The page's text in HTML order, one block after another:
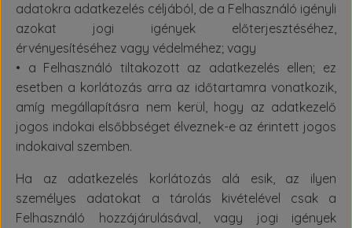
adatokra adatkezelés céljából, de a Felhasználó igényli
azokat jogi igények előterjesztéséhez,
érvényesítéséhez vagy védelméhez; vagy
• a Felhasználó tiltakozott az adatkezelés ellen; ez
esetben a korlátozás arra az időtartamra vonatkozik,
amíg megállapításra nem kerül, hogy az adatkezelő
jogos indokai elsőbbséget élveznek-e az érintett jogos
indokaival szemben.
Ha az adatkezelés korlátozás alá esik, az ilyen
személyes adatokat a tárolás kivételével csak a
Felhasználó hozzájárulásával, vagy jogi igények